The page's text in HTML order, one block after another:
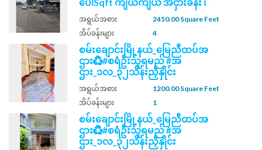
အရွယ်အစား
2450.00 Square Feet
အိပ်ခန်းများ
4
စမ်းချောင်းမြို့နယ်_မြေညီထပ်အ
ဌား♻️#စရံဦးသူရမည် #အ
ဌား_၁လ_၃၂သိန်းညှိနှိုင်း
အရွယ်အစား
1200.00 Square Feet
အိပ်ခန်းများ
1
စမ်းချောင်းမြို့နယ်_မြေညီထပ်အ
ဌား♻️#စရံဦးသူရမည် #အ
ဌား_၁လ_၃၂သိန်းညှိနှိုင်း